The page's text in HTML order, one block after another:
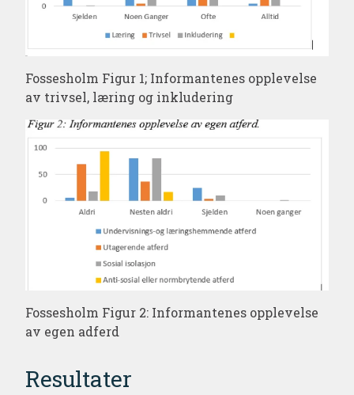
Fossesholm Figur 1; Informantenes opplevelse
av trivsel, læring og inkludering
Fossesholm Figur 2: Informantenes opplevelse
av egen adferd
Resultater